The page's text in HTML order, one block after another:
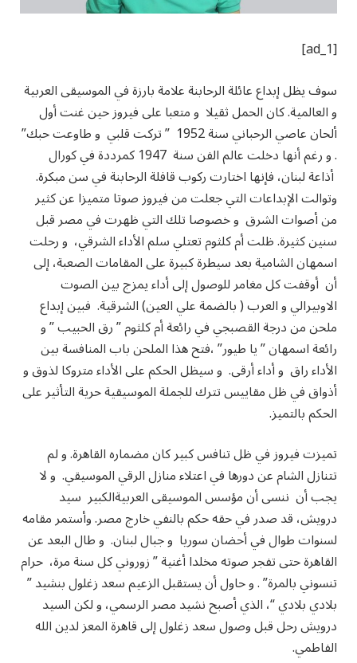
[ad_1]
سوف يظل إبداع عائلة الرحابنة علامة بارزة في الموسيقى العربية
و العالمية. كان الحمل ثقيلا و متعبا على فيروز حين غنت أول
ألحان عاصي الرحباني سنة 1952 ” تركت قلبي و طاوعت حبك”
. و رغم أنها دخلت عالم الفن سنة 1947 كمرددة في كورال
أذاعة لبنان، فإنها اختارت ركوب قافلة الرحابنة في سن مبكرة.
وتوالت الإبداعات التي جعلت من فيروز صوتا متميزا عن كثير
من أصوات الشرق و خصوصا تلك التي ظهرت في مصر قبل
سنين كثيرة. ظلت أم كلثوم تعتلي سلم الأداء الشرقي، و رحلت
اسمهان الشامية بعد سيطرة كبيرة على المقامات الصعبة، إلى
أن أوقفت كل مغامر للوصول إلى أداء يمزج بين الصوت
الاوبيرالي و العرب ( بالضمة علي العين) الشرقية. فبين إبداع
ملحن من درجة القصبجي في رائعة أم كلثوم ” رق الحبيب ” و
رائعة اسمهان ” يا طيور” ،فتح هذا الملحن باب المنافسة بين
الأداء راق و أداء أرقى. و سيظل الحكم على الأداء متروكا لذوق و
أذواق في ظل مقاييس تترك للجملة الموسيقية حرية التأثير على
الحكم بالتميز.
تميزت فيروز في ظل تنافس كبير كان مضماره القاهرة. و لم
تتنازل الشام عن دورها في اعتلاء منازل الرقي الموسيقي. و لا
يجب أن ننسى أن مؤسس الموسيقى العربيةالكبير سيد
درويش، قد صدر في حقه حكم بالنفي خارج مصر. وأستمر مقامه
لسنوات طوال في أحضان سوريا و جبال لبنان. و طال البعد عن
القاهرة حتى تفجر صوته مخلدا أغنية ” زوروني كل سنة مرة، حرام
تنسوني بالمرة” . و حاول أن يستقبل الزعيم سعد زغلول بنشيد ”
بلادي بلادي “، الذي أصبح نشيد مصر الرسمي، و لكن السيد
درويش رحل قبل وصول سعد زغلول إلى قاهرة المعز لدين الله
الفاطمي.